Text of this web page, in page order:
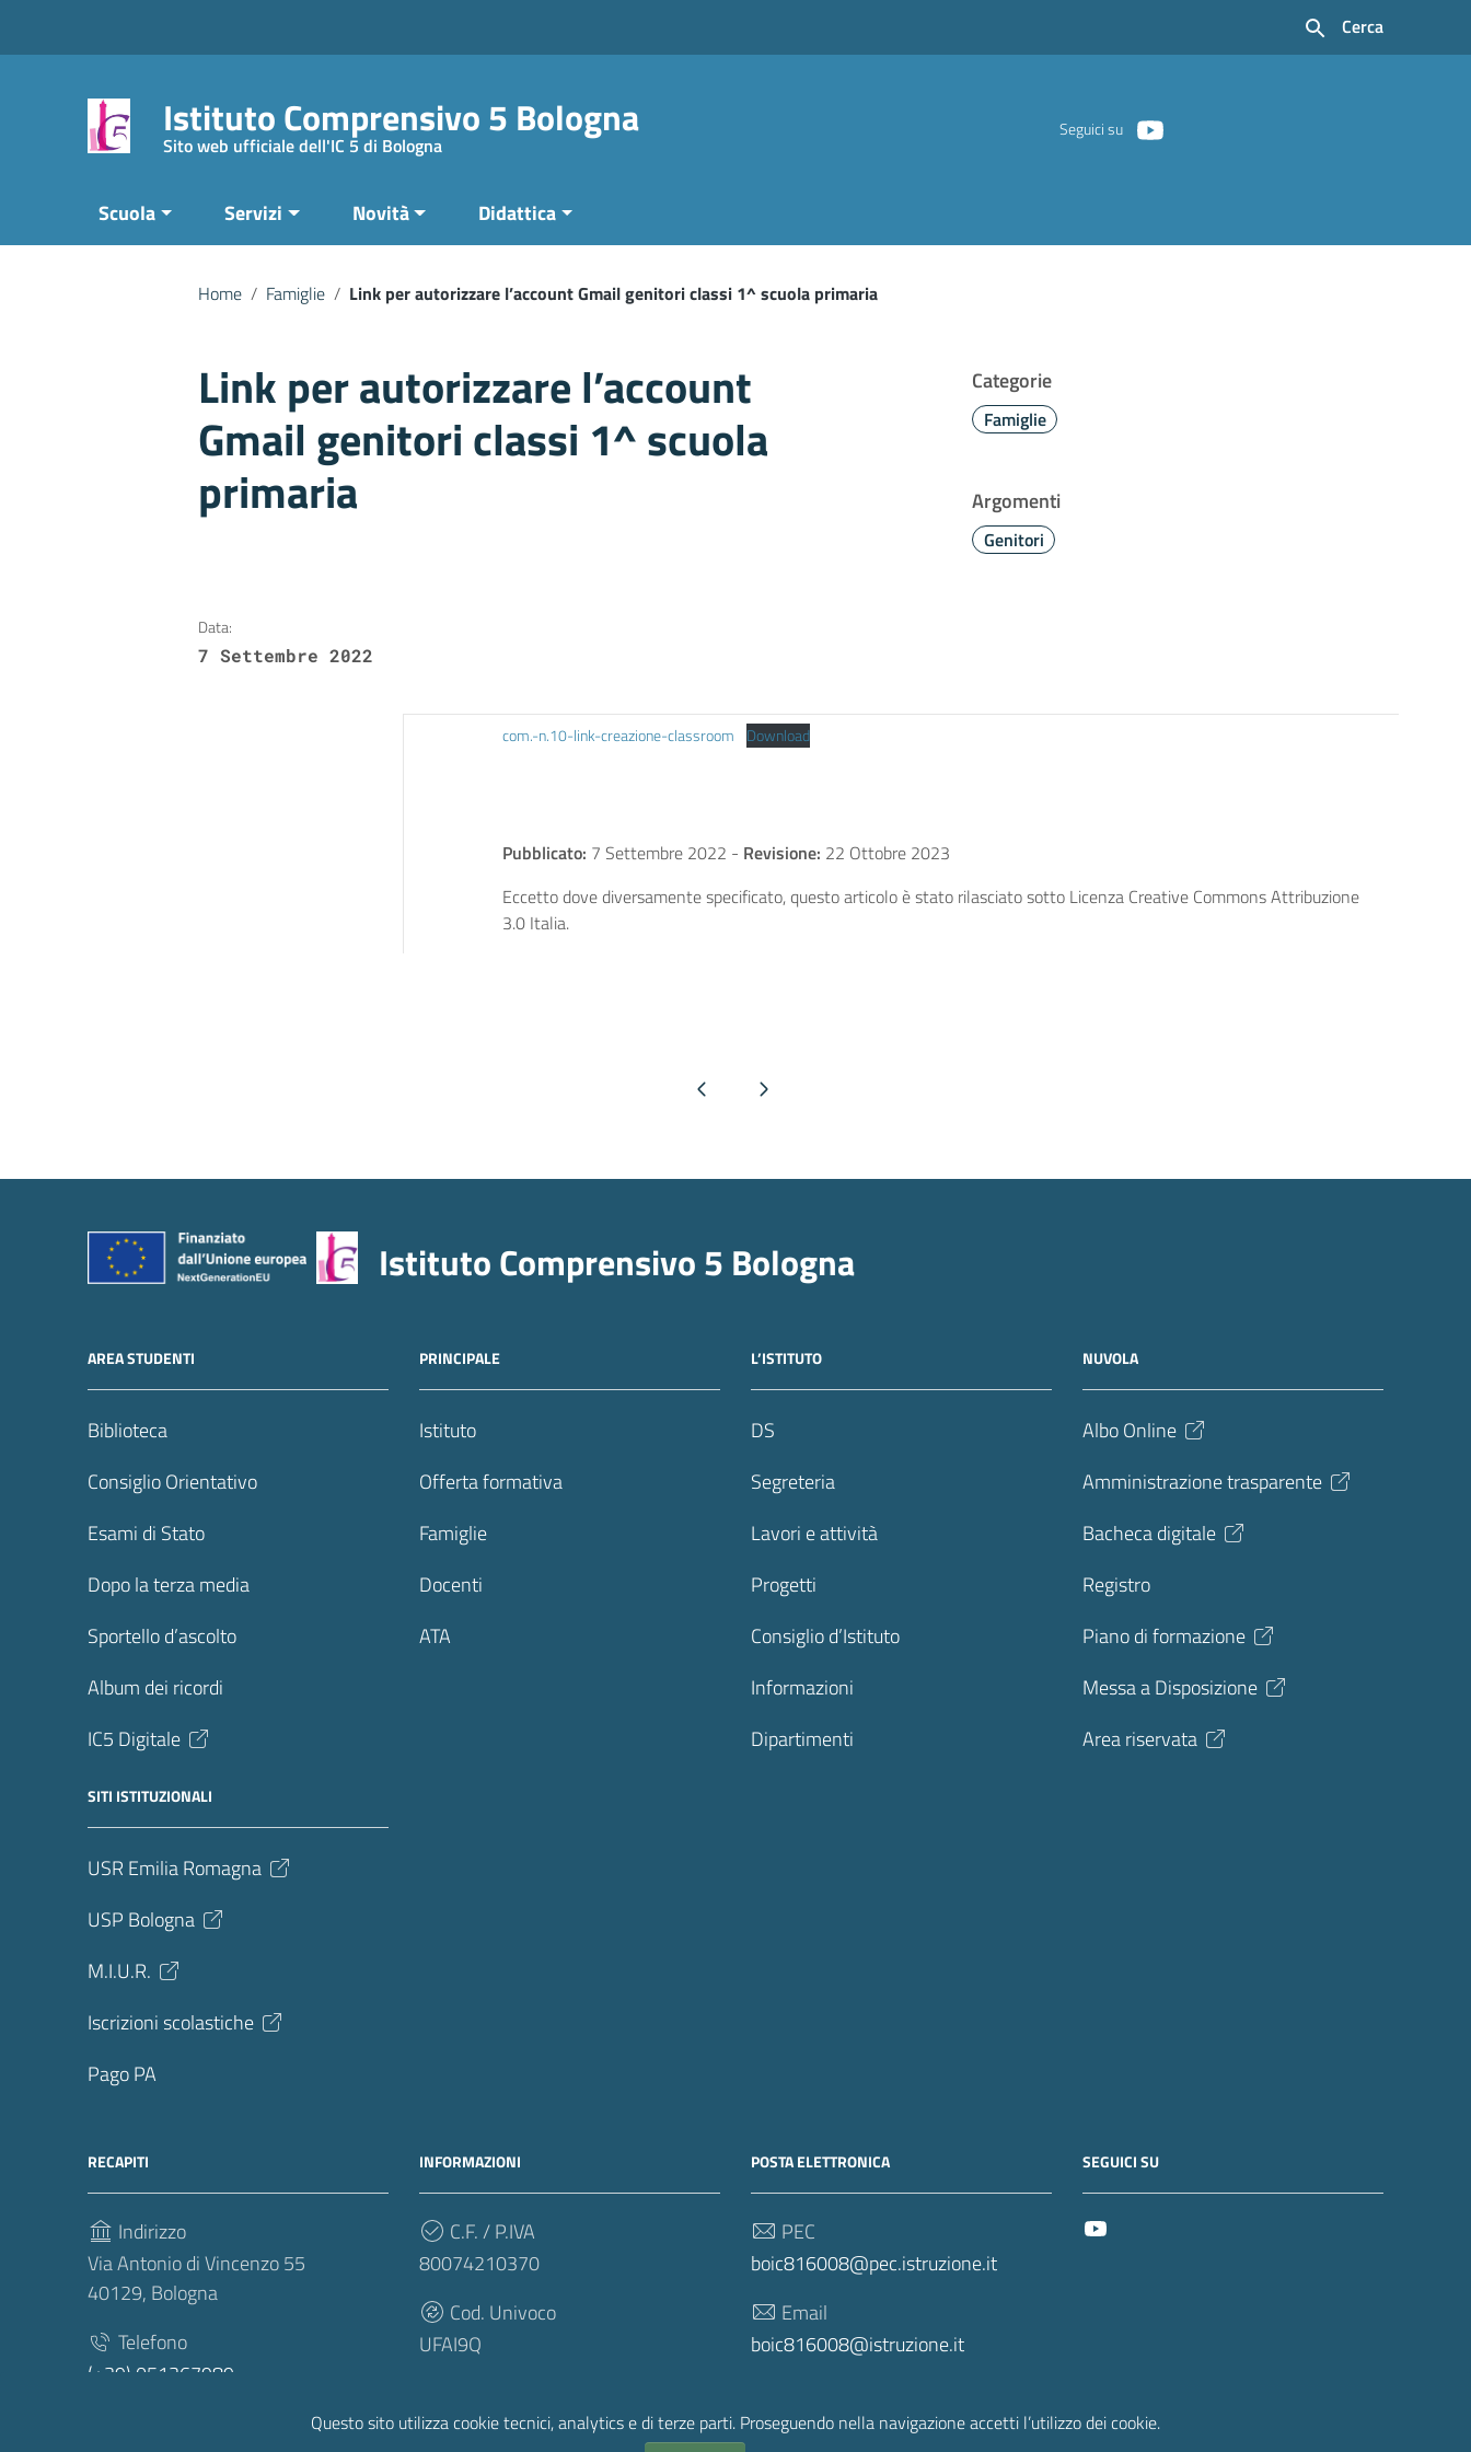
Questo sito utilizza cookie tecnici, analytics e di terze parti. Proseguendo nella navigazione accetti l’utilizzo dei cookie.
Cerca
Istituto Comprensivo 5 Bologna
Sito web ufficiale dell'IC 5 di Bologna
Seguici su
Scuola Servizi Novità Didattica
Home / Famiglie / Link per autorizzare l’account Gmail genitori classi 1^ scuola primaria
Link per autorizzare l’account
Gmail genitori classi 1^ scuola
primaria
Categorie
Famiglie
Argomenti
Genitori
Data:
7 Settembre 2022
com.-n.10-link-creazione-classroom Download
Pubblicato: 7 Settembre 2022 - Revisione: 22 Ottobre 2023
Eccetto dove diversamente specificato, questo articolo è stato rilasciato sotto Licenza Creative Commons Attribuzione
3.0 Italia.
Pagina precedentePagina successiva
Istituto Comprensivo 5 Bologna
AREA STUDENTI
Biblioteca
Consiglio Orientativo
Esami di Stato
Dopo la terza media
Sportello d’ascolto
Album dei ricordi
IC5 Digitale
PRINCIPALE
Istituto
Offerta formativa
Famiglie
Docenti
ATA
L’ISTITUTO
DS
Segreteria
Lavori e attività
Progetti
Consiglio d’Istituto
Informazioni
Dipartimenti
NUVOLA
Albo Online
Amministrazione trasparente
Bacheca digitale
Registro
Piano di formazione
Messa a Disposizione
Area riservata
SITI ISTITUZIONALI
USR Emilia Romagna
USP Bologna
M.I.U.R.
Iscrizioni scolastiche
Pago PA
RECAPITI
Indirizzo
Via Antonio di Vincenzo 55
40129, Bologna
Telefono
(+39) 051367989
INFORMAZIONI
C.F. / P.IVA
80074210370
Cod. Univoco
UFAI9Q
POSTA ELETTRONICA
PEC
boic816008@pec.istruzione.it
Email
boic816008@istruzione.it
SEGUICI SU